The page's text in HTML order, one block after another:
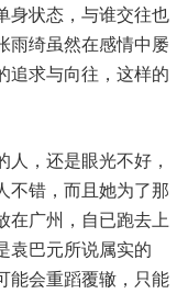
身状态，与谁交往也
雨绮虽然在感情中屡
追求与向往，这样的
，还是眼光不好，
不错，而且她为了那
在广州，自已跑去上
袁巴元所说属实的
能会重蹈覆辙，只能